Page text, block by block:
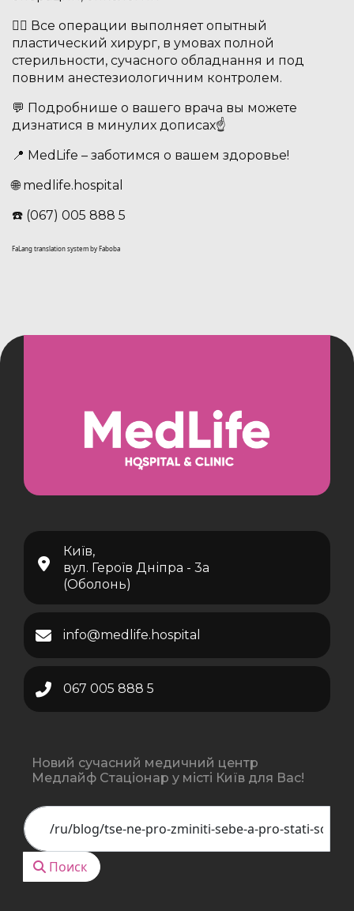
👨‍⚕️ Все операции выполняет опытный
пластический хирург, в умовах полной
стерильности, сучасного обладнання и под
повним анестезиологичним контролем.
💬 Подробнише о вашего врача вы можете
дизнатися в минулих дописах☝️
📍 MedLife – заботимся о вашем здоровье!
🌐 medlife.hospital
☎️ (067) 005 888 5
FaLang translation system by Faboba
Київ,
вул. Героїв Дніпра - 3а
(Оболонь)
info@medlife.hospital
067 005 888 5
Новий сучасний медичний центр
Медлайф Стаціонар у місті Київ для Вас!
Поиск
Поиск